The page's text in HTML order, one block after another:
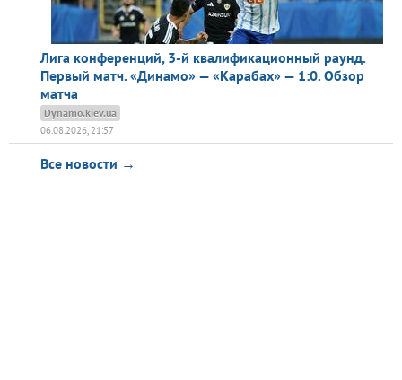
Лига конференций, 3-й квалификационный раунд.
Первый матч. «Динамо» — «Карабах» — 1:0. Обзор
матча
Dynamo.kiev.ua
06.08.2026, 21:57
Все новости →